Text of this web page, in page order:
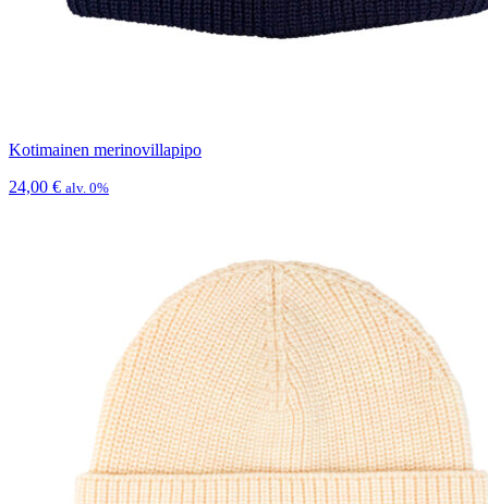
Kotimainen merinovillapipo
24,00 € alv. 0%